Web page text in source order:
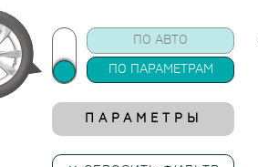
ПО АВТО
ПО ПАРАМЕТРАМ
ПАРАМЕТРЫ